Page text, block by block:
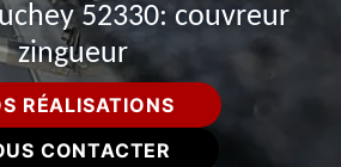
52330: couvreur
zingueur
RÉALISATIONS
CONTACTER